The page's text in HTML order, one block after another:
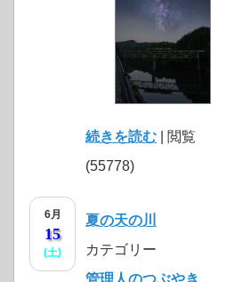
続きを読む | 閲覧
(55778)
6月
15
(土)
夏の天の川
カテゴリー